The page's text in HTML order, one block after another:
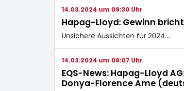
14.03.2024 um 09:30 Uhr
Hapag-Lloyd: Gewinn
Unsichere Aussichten für 2024.…
14.03.2024 um 08:07 Uhr
EQS-News: Hapag-Lloyd
Donya-Florence Ame